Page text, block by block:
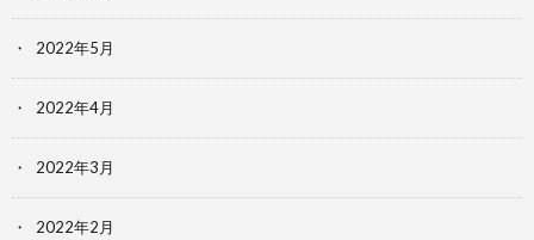
2022年5月
2022年4月
2022年3月
2022年2月